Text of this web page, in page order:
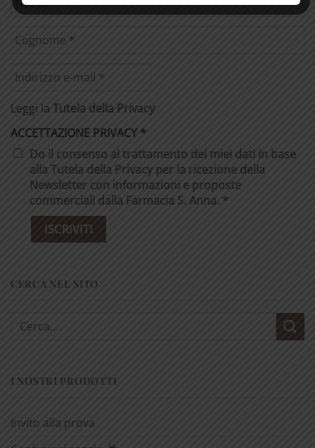
Leggi la Tutela della Privacy
ACCETTAZIONE PRIVACY*
Do il consenso al trattamento dei miei dati in base
alla Tutela della Privacy per la ricezione della
Newsletter con informazioni e proposte
commerciali dalla Farmacia S. Anna. *
CERCA NEL SITO
Cerca:
I NOSTRI PRODOTTI
Invito alla prova